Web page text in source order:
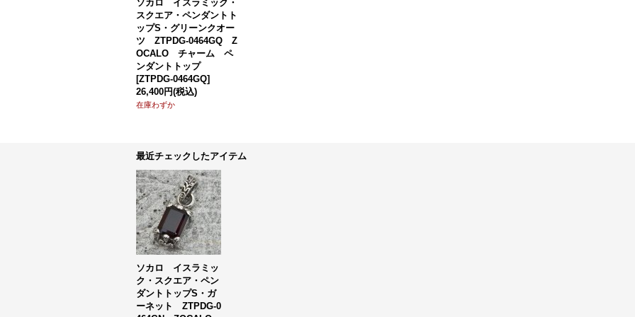
ソカロ イスラミック・
スクエア・ペンダントト
ップS・グリーンクオー
ツ ZTPDG-0464GQ Z
OCALO チャーム ペ
ンダントトップ
[ZTPDG-0464GQ]
26,400円(税込)
在庫わずか
最近チェックしたアイテム
ソカロ イスラミッ
ク・スクエア・ペン
ダントトップS・ガ
ーネット ZTPDG-0